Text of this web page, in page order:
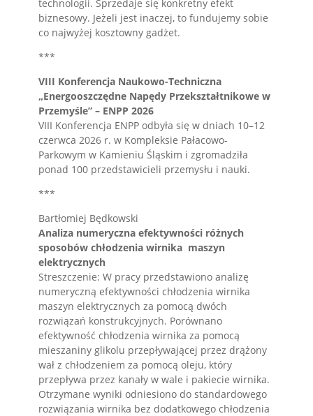
technologii. Sprzedaje się konkretny efekt
biznesowy. Jeżeli jest inaczej, to fundujemy sobie
co najwyżej kosztowny gadżet.
***
VIII Konferencja Naukowo-Techniczna
„Energooszczędne Napędy Przekształtnikowe w
Przemyśle” – ENPP 2026
VIII Konferencja ENPP odbyła się w dniach 10–12
czerwca 2026 r. w Kompleksie Pałacowo-
Parkowym w Kamieniu Śląskim i zgromadziła
ponad 100 przedstawicieli przemysłu i nauki.
***
Bartłomiej Będkowski
Analiza numeryczna efektywności różnych
sposobów chłodzenia wirnika maszyn
elektrycznych
Streszczenie: W pracy przedstawiono analizę
numeryczną efektywności chłodzenia wirnika
maszyn elektrycznych za pomocą dwóch
rozwiązań konstrukcyjnych. Porównano
efektywność chłodzenia wirnika za pomocą
mieszaniny glikolu przepływającej przez drążony
wał z chłodzeniem za pomocą oleju, który
przepływa przez kanały w wale i pakiecie wirnika.
Otrzymane wyniki odniesiono do standardowego
rozwiązania wirnika bez dodatkowego chłodzenia